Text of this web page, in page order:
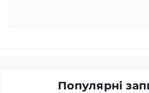
Популярні